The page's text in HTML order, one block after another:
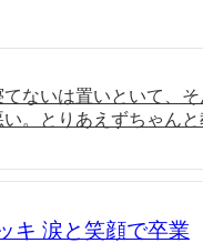
てないは置いといて、
。とりあえずちゃんと
キ 涙と笑顔で卒業